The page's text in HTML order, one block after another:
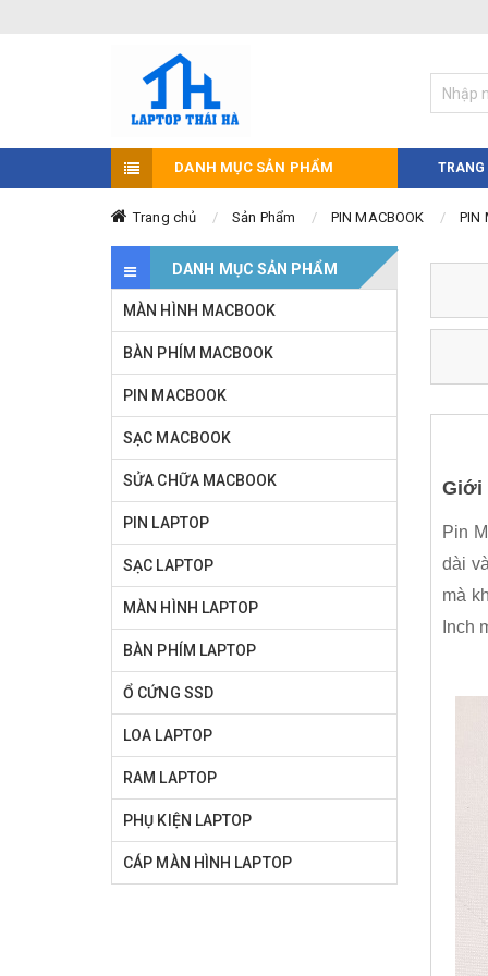
DANH MỤC SẢN PHẨM TRANG
Trang chủ Sản Phẩm PIN MACBOOK PIN
Giới
Pin
dài
mà
Inch
DANH MỤC SẢN PHẨM
MÀN HÌNH MACBOOK
BÀN PHÍM MACBOOK
PIN MACBOOK
SẠC MACBOOK
SỬA CHỮA MACBOOK
PIN LAPTOP
SẠC LAPTOP
MÀN HÌNH LAPTOP
BÀN PHÍM LAPTOP
Ổ CỨNG SSD
LOA LAPTOP
RAM LAPTOP
PHỤ KIỆN LAPTOP
CÁP MÀN HÌNH LAPTOP